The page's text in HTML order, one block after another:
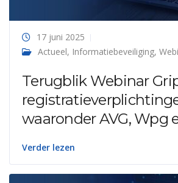
17 juni 2025
Actueel, Informatiebeveiliging,
Terugblik Webinar
waaronder AVG, Wpg
Verder lezen